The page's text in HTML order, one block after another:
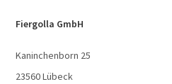
Fiergolla GmbH
Kaninchenborn 25
23560 Lübeck